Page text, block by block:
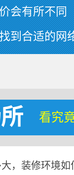
会有所不同
到合适的网
看究
，装修环境